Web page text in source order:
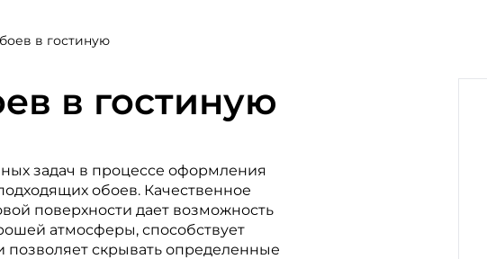
в гостиную
в гостиную
задач в процессе оформления
обоев. Качественное
поверхности дает возможность
атмосферы, способствует
позволяет скрывать определенные